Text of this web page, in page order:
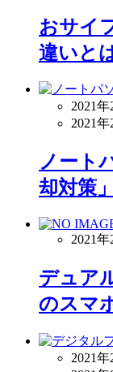
おサイ
違いと
2021年
2021年
ノート
却対策
2021年
デュア
のスマ
2021年